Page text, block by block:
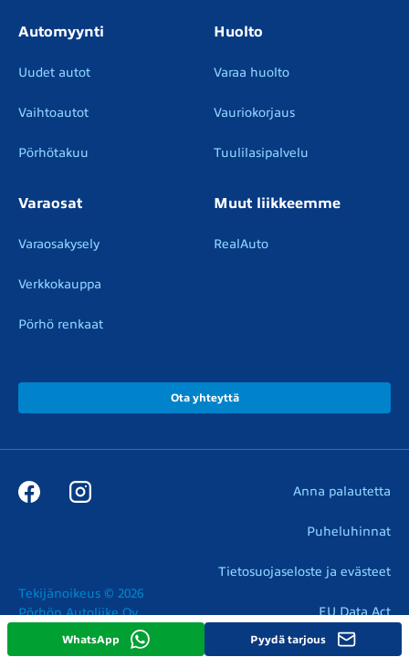
WhatsApp Pyydä tarjous
Automyynti
Uudet autot
Vaihtoautot
Pörhötakuu
Huolto
Varaa huolto
Vauriokorjaus
Tuulilasipalvelu
Varaosat
Varaosakysely
Verkkokauppa
Pörhö renkaat
Muut liikkeemme
RealAuto
Ota yhteyttä
Tekijänoikeus © 2026
Pörhön Autoliike Oy
Anna palautetta
Puheluhinnat
Tietosuojaseloste ja evästeet
EU Data Act